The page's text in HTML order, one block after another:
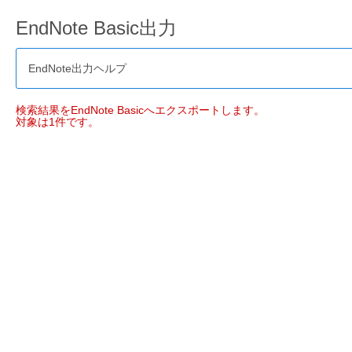
EndNote Basic出力
EndNote出力ヘルプ
検索結果をEndNote Basicへエクスポートします。
対象は1件です。